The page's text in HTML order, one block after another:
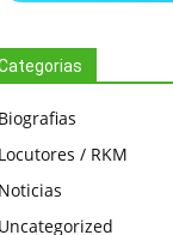
Biografias
Locutores / RKM
Noticias
Uncategorized